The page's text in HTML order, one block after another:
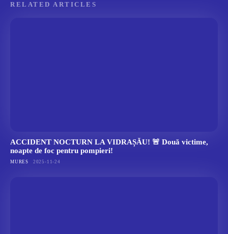
RELATED ARTICLES
ACCIDENT NOCTURN LA VIDRAȘĂU! 🚨 Două victime,
noapte de foc pentru pompieri!
MURES 2025-11-24